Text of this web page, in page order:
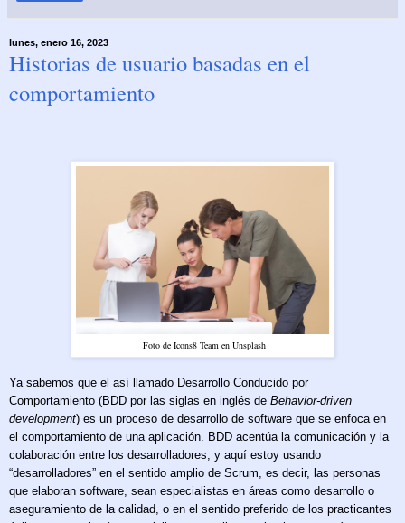
lunes, enero 16, 2023
Historias de usuario basadas en el
comportamiento
Foto de Icons8 Team en Unsplash
Ya sabemos que el así llamado Desarrollo Conducido por
Comportamiento (BDD por las siglas en inglés de Behavior-driven
development) es un proceso de desarrollo de software que se enfoca en
el comportamiento de una aplicación. BDD acentúa la comunicación y la
colaboración entre los desarrolladores, y aquí estoy usando
“desarrolladores” en el sentido amplio de Scrum, es decir, las personas
que elaboran software, sean especialistas en áreas como desarrollo o
aseguramiento de la calidad, o en el sentido preferido de los practicantes